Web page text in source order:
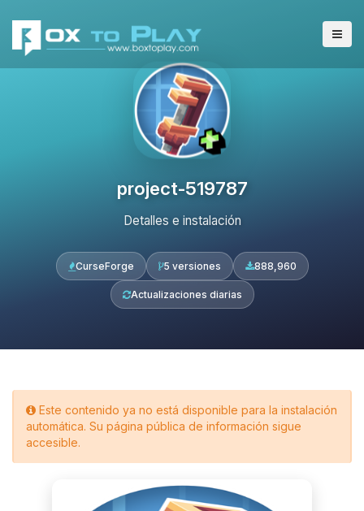
project-519787
Detalles e instalación
CurseForge 5 versiones 888,960
Actualizaciones diarias
Este contenido ya no está disponible para la instalación
automática. Su página pública de información sigue
accesible.